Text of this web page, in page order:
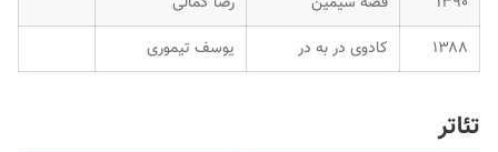
۱۳۸۸
کادوی در به در یوسف تیموری
تئاتر